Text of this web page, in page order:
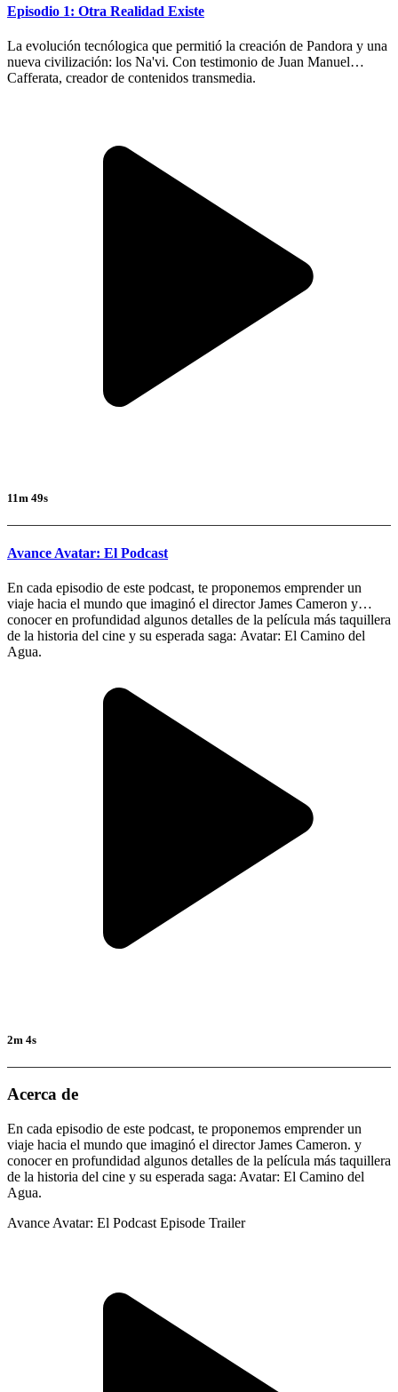
Episodio 1: Otra Realidad Existe
La evolución tecnólogica que permitió la creación de Pandora y una
nueva civilización: los Na'vi. Con testimonio de Juan Manuel
Cafferata, creador de contenidos transmedia.
11m 49s
Avance Avatar: El Podcast
En cada episodio de este podcast, te proponemos emprender un
viaje hacia el mundo que imaginó el director James Cameron y
conocer en profundidad algunos detalles de la película más taquillera
de la historia del cine y su esperada saga: Avatar: El Camino del
Agua.
2m 4s
Acerca de
En cada episodio de este podcast, te proponemos emprender un
viaje hacia el mundo que imaginó el director James Cameron. y
conocer en profundidad algunos detalles de la película más taquillera
de la historia del cine y su esperada saga: Avatar: El Camino del
Agua.
Avance Avatar: El Podcast Episode Trailer